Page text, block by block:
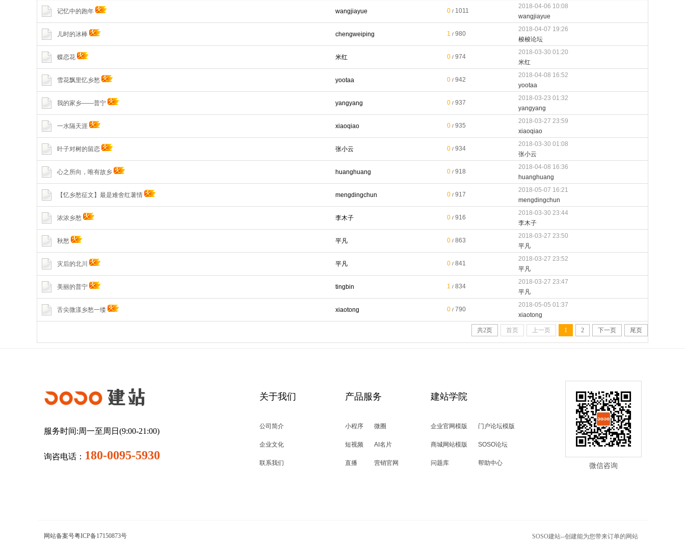
记忆中的跑年 wangjiayue 0 / 1011
2018-04-06 10:08
wangjiayue
儿时的冰棒 chengweiping 1 / 980
2018-04-07 19:26
梭梭论坛
蝶恋花 米红 0 / 974
2018-03-30 01:20
米红
雪花飘里忆乡愁 yootaa 0 / 942
2018-04-08 16:52
yootaa
我的家乡——普宁 yangyang 0 / 937
2018-03-23 01:32
yangyang
一水隔天涯 xiaoqiao 0 / 935
2018-03-27 23:59
xiaoqiao
叶子对树的留恋 张小云 0 / 934
2018-03-30 01:08
张小云
心之所向，唯有故乡 huanghuang 0 / 918
2018-04-08 16:36
huanghuang
【忆乡愁征文】最是难舍红薯情 mengdingchun 0 / 917
2018-05-07 16:21
mengdingchun
浓浓乡愁 李木子 0 / 916
2018-03-30 23:44
李木子
秋愁 平凡 0 / 863
2018-03-27 23:50
平凡
灾后的北川 平凡 0 / 841
2018-03-27 23:52
平凡
美丽的普宁 tingbin 1 / 834
2018-03-27 23:47
平凡
舌尖微漾乡愁一缕 xiaotong 0 / 790
2018-05-05 01:37
xiaotong
共2页 首页 上一页 1 2 下一页 尾页
服务时间:周一至周日(9:00-21:00)
网站备案号粤ICP备17150873号
建站
询咨电话： 180-0095-5930
关于我们
公司简介
企业文化
联系我们
产品服务
小程序
短视频
直播
微圈
AI名片
营销官网
建站学院
企业官网模版
商城网站模版
问题库
门户论坛模版
SOSO论坛
帮助中心 微信咨询
SOSO建站--创建能为您带来订单的网站